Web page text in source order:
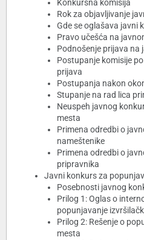
Konkursna komisija
Rok za objavljivanje
Gde se oglašava javni
Pravo učešća na
Podnošenje prijava na
Postupanje komisije
prijava
Postupanja nakon
Stupanje na rad lica
Neuspeh javnog
mesta
Primena odredbi o
nameštenike
Primena odredbi o
pripravnika
Javni konkurs za
Posebnosti javnog
Prilog 1: Oglas o
popunjavanje
Prilog 2: Rešenje o
mesta